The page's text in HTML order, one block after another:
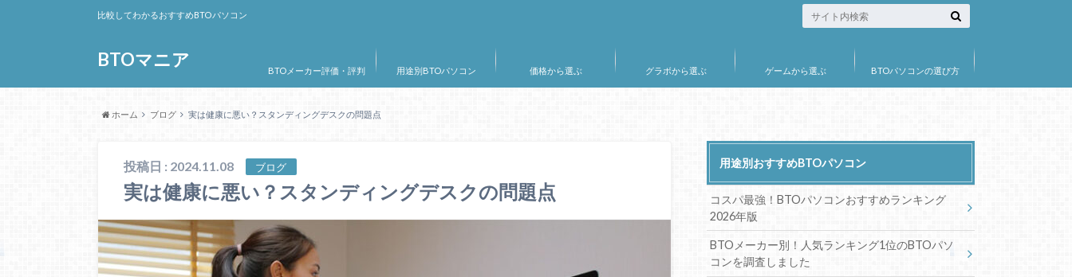
BTOマニア
比較してわかるおすすめBTOパソコン
BTOメーカー評価・評判 用途別BTOパソコン 価格から選ぶ グラボから選ぶ ゲームから選ぶ BTOパソコンの選び方
ホーム ブログ 実は健康に悪い？スタンディングデスクの問題点
投稿日 : 2024.11.08 ブログ
実は健康に悪い？スタンディングデスクの問題点
用途別おすすめBTOパソコン
コスパ最強！BTOパソコンおすすめランキング
2026年版
BTOメーカー別！人気ランキング1位のBTOパソ
コンを調査しました